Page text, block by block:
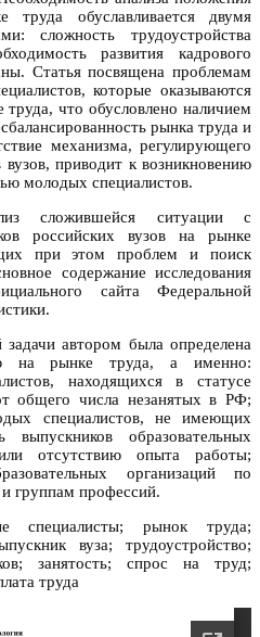
обуславливается двумя
сложность трудоустройства
развития кадрового
Статья посвящена проблемам
которые оказываются
что обусловлено наличием
рынка труда и
механизма, регулирующего
вузов, приводит к возникновению
молодых специалистов.
сложившейся ситуации с
российских вузов на рынке
при этом проблем и поиск
содержание исследования
сайта Федеральной
задачи автором была определена
на рынке труда, а именно:
находящихся в статусе
общего числа незанятых в РФ;
специалистов, не имеющих
образовательных
отсутствию опыта работы;
организаций по
и группам профессий.
специалисты; рынок труда;
вуза; трудоустройство;
занятость; спрос на труд;
труда